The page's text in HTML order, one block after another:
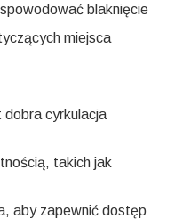
blaknięcie
miejsca
cyrkulacja
takich jak
aby zapewnić dostęp